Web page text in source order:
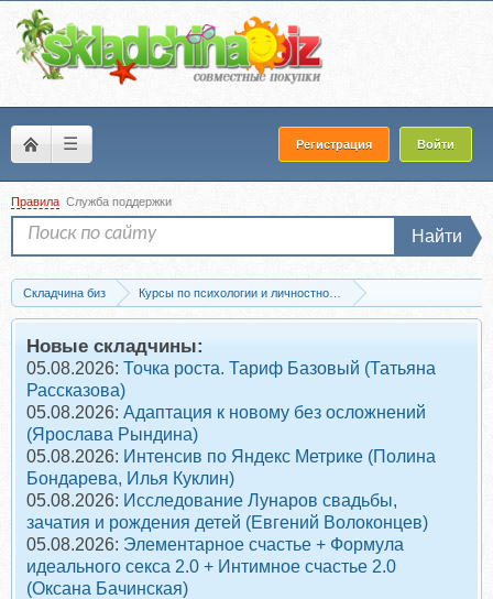
☰ Регистрация Войти
Правила Служба поддержки
Найти
Складчина биз
Курсы по психологии и личностному развитию
Мотивация и самооценка
Скачать Перепрошивка убеждений по
Новые складчины:
05.08.2026: Точка роста. Тариф Базовый (Татьяна
Рассказова)
05.08.2026: Адаптация к новому без осложнений
(Ярослава Рындина)
05.08.2026: Интенсив по Яндекс Метрике (Полина
Бондарева, Илья Куклин)
05.08.2026: Исследование Лунаров свадьбы,
зачатия и рождения детей (Евгений Волоконцев)
05.08.2026: Элементарное счастье + Формула
идеального секса 2.0 + Интимное счастье 2.0
(Оксана Бачинская)